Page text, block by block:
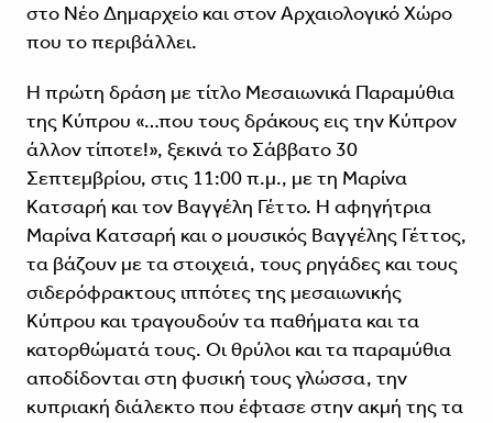
στο Νέο Δημαρχείο και στον Αρχαιολογικό Χώρο
που το περιβάλλει.
Η πρώτη δράση με τίτλο Μεσαιωνικά Παραμύθια
της Κύπρου «…που τους δράκους εις την Κύπρον
άλλον τίποτε!», ξεκινά το Σάββατο 30
Σεπτεμβρίου, στις 11:00 π.μ., με τη Μαρίνα
Κατσαρή και τον Βαγγέλη Γέττο. Η αφηγήτρια
Μαρίνα Κατσαρή και ο μουσικός Βαγγέλης Γέττος,
τα βάζουν με τα στοιχειά, τους ρηγάδες και τους
σιδερόφρακτους ιππότες της μεσαιωνικής
Κύπρου και τραγουδούν τα παθήματα και τα
κατορθώματά τους. Οι θρύλοι και τα παραμύθια
αποδίδονται στη φυσική τους γλώσσα, την
κυπριακή διάλεκτο που έφτασε στην ακμή της τα